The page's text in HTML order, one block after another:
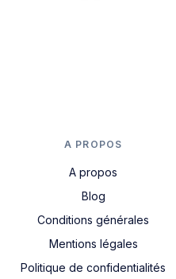
A PROPOS
A propos
Blog
Conditions générales
Mentions légales
Politique de confidentialités